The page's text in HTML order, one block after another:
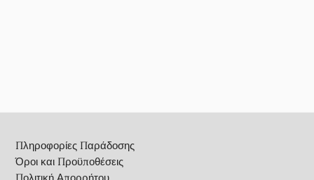
Πληροφορίες Παράδοσης
Όροι και Προϋποθέσεις